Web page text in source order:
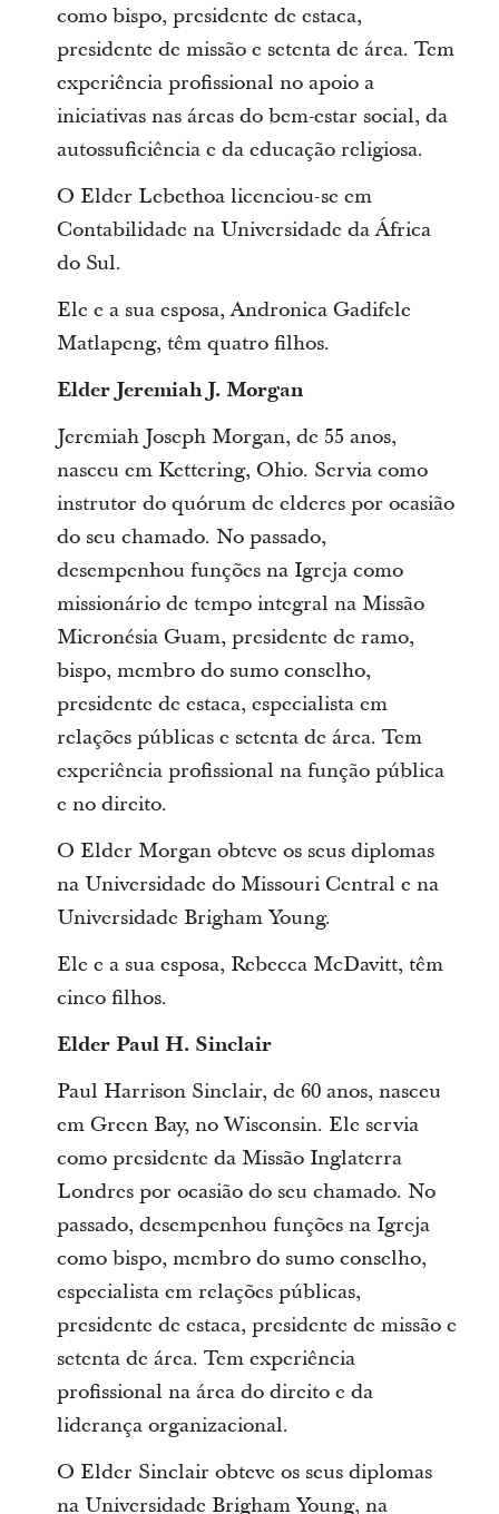
como bispo, presidente de estaca,
presidente de missão e setenta de área. Tem
experiência profissional no apoio a
iniciativas nas áreas do bem-estar social, da
autossuficiência e da educação religiosa.
O Elder Lebethoa licenciou-se em
Contabilidade na Universidade da África
do Sul.
Ele e a sua esposa, Andronica Gadifele
Matlapeng, têm quatro filhos.
Elder Jeremiah J. Morgan
Jeremiah Joseph Morgan, de 55 anos,
nasceu em Kettering, Ohio. Servia como
instrutor do quórum de elderes por ocasião
do seu chamado. No passado,
desempenhou funções na Igreja como
missionário de tempo integral na Missão
Micronésia Guam, presidente de ramo,
bispo, membro do sumo conselho,
presidente de estaca, especialista em
relações públicas e setenta de área. Tem
experiência profissional na função pública
e no direito.
O Elder Morgan obteve os seus diplomas
na Universidade do Missouri Central e na
Universidade Brigham Young.
Ele e a sua esposa, Rebecca McDavitt, têm
cinco filhos.
Elder Paul H. Sinclair
Paul Harrison Sinclair, de 60 anos, nasceu
em Green Bay, no Wisconsin. Ele servia
como presidente da Missão Inglaterra
Londres por ocasião do seu chamado. No
passado, desempenhou funções na Igreja
como bispo, membro do sumo conselho,
especialista em relações públicas,
presidente de estaca, presidente de missão e
setenta de área. Tem experiência
profissional na área do direito e da
liderança organizacional.
O Elder Sinclair obteve os seus diplomas
na Universidade Brigham Young, na